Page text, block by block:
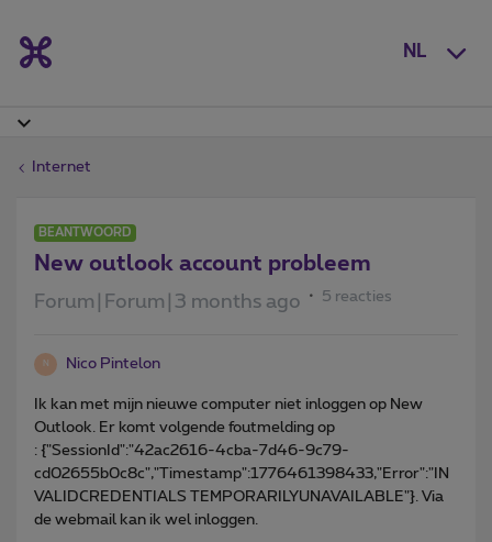
NL
Internet
BEANTWOORD
New outlook account probleem
Forum|Forum|3 months ago 5 reacties
N Nico Pintelon
Ik kan met mijn nieuwe computer niet inloggen op New
Outlook. Er komt volgende foutmelding op
: {"SessionId":"42ac2616-4cba-7d46-9c79-
cd02655b0c8c","Timestamp":1776461398433,"Error":"IN
VALIDCREDENTIALS TEMPORARILYUNAVAILABLE"}. Via
de webmail kan ik wel inloggen.